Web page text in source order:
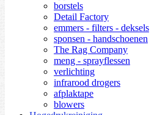
borstels
Detail Factory
emmers - filters - deksels
sponsen - handschoenen
The Rag Company
meng - sprayflessen
verlichting
infrarood drogers
afplaktape
blowers